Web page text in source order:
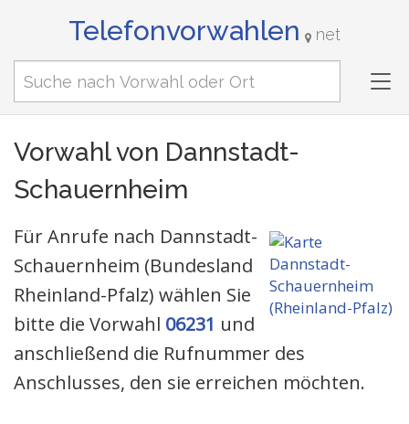
Telefonvorwahlen net
Vorwahl von Dannstadt-
Schauernheim
Für Anrufe nach Dannstadt-
Schauernheim (Bundesland
Rheinland-Pfalz) wählen Sie
bitte die Vorwahl 06231 und
anschließend die Rufnummer des
Anschlusses, den sie erreichen möchten.